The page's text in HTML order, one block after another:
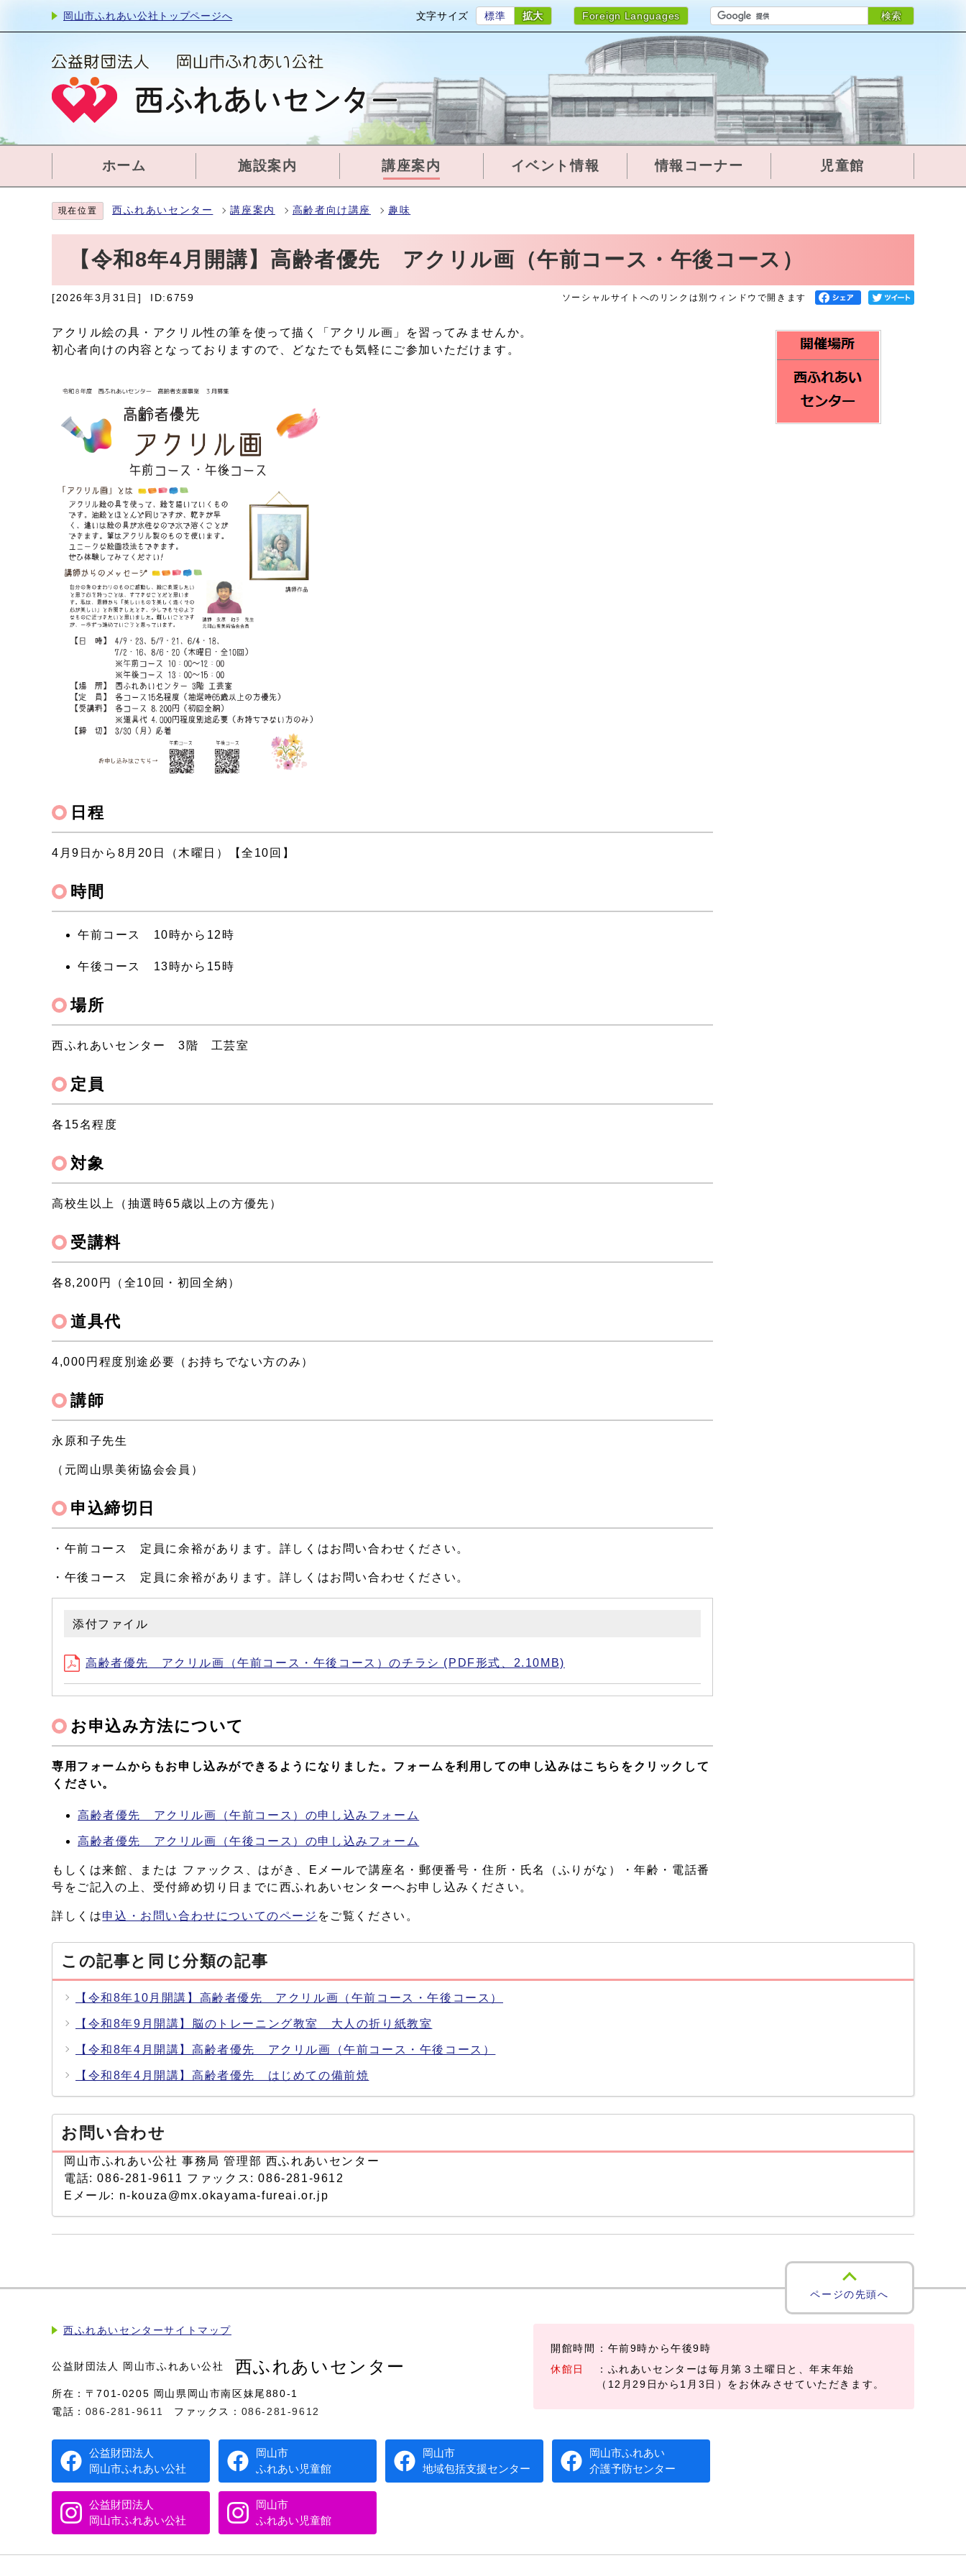
岡山市ふれあい公社トップページへ 文字サイズ 標準 拡大 Foreign Languages 検索
ホーム 施設案内 講座案内 イベント情報 情報コーナー 児童館
現在位置 西ふれあいセンター 講座案内 高齢者向け講座 趣味
【令和8年4月開講】高齢者優先 アクリル画（午前コース・午後コース）
[2026年3月31日] ID:6759 ソーシャルサイトへのリンクは別ウィンドウで開きます
アクリル絵の具・アクリル性の筆を使って描く「アクリル画」を習ってみませんか。
初心者向けの内容となっておりますので、どなたでも気軽にご参加いただけます。
日程
4月9日から8月20日（木曜日）【全10回】
時間
午前コース 10時から12時
午後コース 13時から15時
場所
西ふれあいセンター 3階 工芸室
定員
各15名程度
対象
高校生以上（抽選時65歳以上の方優先）
受講料
各8,200円（全10回・初回全納）
道具代
4,000円程度別途必要（お持ちでない方のみ）
講師
永原和子先生
（元岡山県美術協会会員）
申込締切日
・午前コース 定員に余裕があります。詳しくはお問い合わせください。
・午後コース 定員に余裕があります。詳しくはお問い合わせください。
添付ファイル
高齢者優先 アクリル画（午前コース・午後コース）のチラシ (PDF形式、2.10MB)
お申込み方法について
専用フォームからもお申し込みができるようになりました。フォームを利用しての申し込みはこちらをクリックして
ください。
高齢者優先 アクリル画（午前コース）の申し込みフォーム
高齢者優先 アクリル画（午後コース）の申し込みフォーム
もしくは来館、または ファックス、はがき、Eメールで講座名・郵便番号・住所・氏名（ふりがな）・年齢・電話番
号をご記入の上、受付締め切り日までに西ふれあいセンターへお申し込みください。
詳しくは申込・お問い合わせについてのページ をご覧ください。
この記事と同じ分類の記事
【令和8年10月開講】高齢者優先 アクリル画（午前コース・午後コース）
【令和8年9月開講】脳のトレーニング教室 大人の折り紙教室
【令和8年4月開講】高齢者優先 アクリル画（午前コース・午後コース）
【令和8年4月開講】高齢者優先 はじめての備前焼
お問い合わせ
岡山市ふれあい公社 事務局 管理部 西ふれあいセンター
電話: 086-281-9611 ファックス: 086-281-9612
Eメール: n-kouza@mx.okayama-fureai.or.jp
ページの先頭へ
西ふれあいセンターサイトマップ
公益財団法人 岡山市ふれあい公社 西ふれあいセンター
所在：〒701-0205 岡山県岡山市南区妹尾880-1
電話： 086-281-9611 ファックス： 086-281-9612
開館時間
：午前9時から午後9時
休館日
：ふれあいセンターは毎月第３土曜日と、年末年始
（12月29日から1月3日）をお休みさせていただきます。
公益財団法人
岡山市ふれあい公社
岡山市
ふれあい児童館
岡山市
地域包括支援センター
岡山市ふれあい
介護予防センター
公益財団法人
岡山市ふれあい公社
岡山市
ふれあい児童館